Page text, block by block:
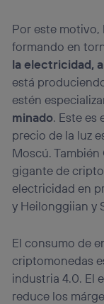
Por este motivo,
formando en
la electricidad,
está
estén
minado. Este es
precio de la luz
Moscú.
gigante de
electricidad en
y Heilonggiian y
El consumo de
criptomonedas
industria 4.0. El
reduce los